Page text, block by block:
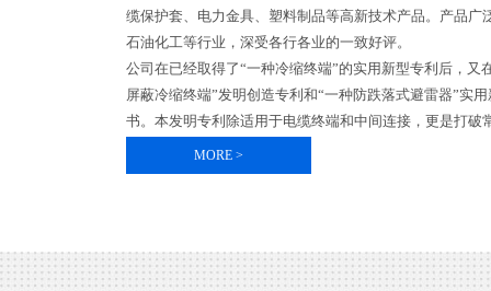
缆保护套、电力金具、塑料制品等高新技术产品。产品
石油化工等行业，深受各行各业的一致好评。
公司在已经取得了“一种冷缩终端”的实用新型专利后，
屏蔽冷缩终端”发明创造专利和“一种防跌落式避雷器”实
书。本发明专利除适用于电缆终端和中间连接，更是打
MORE >